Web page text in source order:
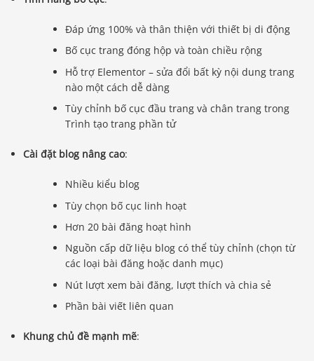
Đáp ứng 100% và thân thiện với thiết bị di động
Bố cục trang đóng hộp và toàn chiều rộng
Hỗ trợ Elementor – sửa đổi bất kỳ nội dung trang
nào một cách dễ dàng
Tùy chỉnh bố cục đầu trang và chân trang trong
Trình tạo trang phần tử
Cài đặt blog nâng cao:
Nhiều kiểu blog
Tùy chọn bố cục linh hoạt
Hơn 20 bài đăng hoạt hình
Nguồn cấp dữ liệu blog có thể tùy chỉnh (chọn từ
các loại bài đăng hoặc danh mục)
Nút lượt xem bài đăng, lượt thích và chia sẻ
Phần bài viết liên quan
Khung chủ đề mạnh mẽ: